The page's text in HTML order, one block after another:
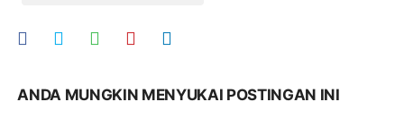
ANDA MUNGKIN MENYUKAI POSTINGAN INI